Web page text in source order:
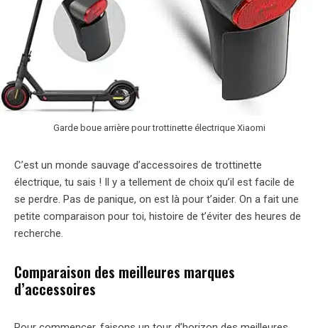
Garde boue arrière pour trottinette électrique Xiaomi
C’est un monde sauvage d’accessoires de trottinette
électrique, tu sais ! Il y a tellement de choix qu’il est facile de
se perdre. Pas de panique, on est là pour t’aider. On a fait une
petite comparaison pour toi, histoire de t’éviter des heures de
recherche.
Comparaison des meilleures marques
d’accessoires